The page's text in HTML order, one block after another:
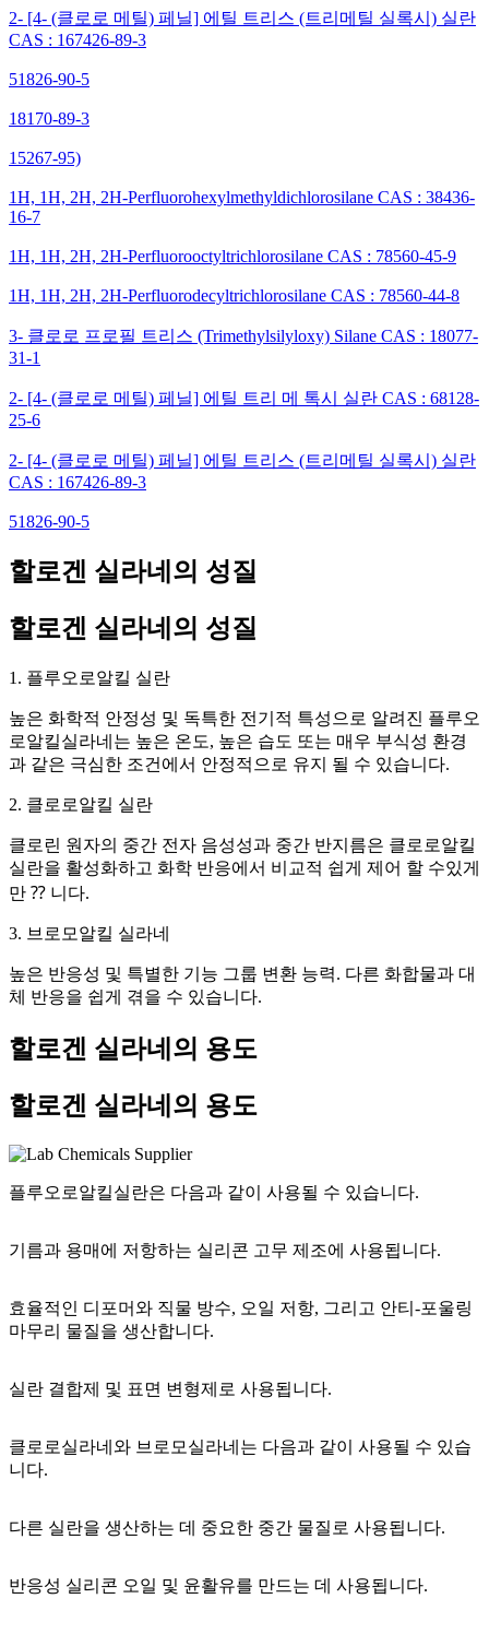
2- [4- (클로로 메틸) 페닐] 에틸 트리스 (트리메틸 실록시) 실란
CAS : 167426-89-3
51826-90-5
18170-89-3
15267-95)
1H, 1H, 2H, 2H-Perfluorohexylmethyldichlorosilane CAS : 38436-
16-7
1H, 1H, 2H, 2H-Perfluorooctyltrichlorosilane CAS : 78560-45-9
1H, 1H, 2H, 2H-Perfluorodecyltrichlorosilane CAS : 78560-44-8
3- 클로로 프로필 트리스 (Trimethylsilyloxy) Silane CAS : 18077-
31-1
2- [4- (클로로 메틸) 페닐] 에틸 트리 메 톡시 실란 CAS : 68128-
25-6
2- [4- (클로로 메틸) 페닐] 에틸 트리스 (트리메틸 실록시) 실란
CAS : 167426-89-3
51826-90-5
할로겐 실라네의 성질
할로겐 실라네의 성질
1. 플루오로알킬 실란
높은 화학적 안정성 및 독특한 전기적 특성으로 알려진 플루오
로알킬실라네는 높은 온도, 높은 습도 또는 매우 부식성 환경
과 같은 극심한 조건에서 안정적으로 유지 될 수 있습니다.
2. 클로로알킬 실란
클로린 원자의 중간 전자 음성성과 중간 반지름은 클로로알킬
실란을 활성화하고 화학 반응에서 비교적 쉽게 제어 할 수있게
만 ⁇ 니다.
3. 브로모알킬 실라네
높은 반응성 및 특별한 기능 그룹 변환 능력. 다른 화합물과 대
체 반응을 쉽게 겪을 수 있습니다.
할로겐 실라네의 용도
할로겐 실라네의 용도
플루오로알킬실란은 다음과 같이 사용될 수 있습니다.
기름과 용매에 저항하는 실리콘 고무 제조에 사용됩니다.
효율적인 디포머와 직물 방수, 오일 저항, 그리고 안티-포울링
마무리 물질을 생산합니다.
실란 결합제 및 표면 변형제로 사용됩니다.
클로로실라네와 브로모실라네는 다음과 같이 사용될 수 있습
니다.
다른 실란을 생산하는 데 중요한 중간 물질로 사용됩니다.
반응성 실리콘 오일 및 윤활유를 만드는 데 사용됩니다.